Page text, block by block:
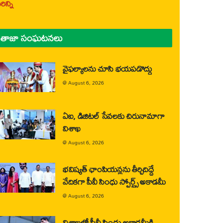
తాజా సంఘటనలు
వైఫల్యాలను చూసి భయపడొద్దు
@August 6, 2026
ఏఐ, డిజిటల్ సేవలకు చిరునామాగా
విశాఖ
@August 6, 2026
భవిష్యత్ ఛాంపియన్లను తీర్చిదిద్దే
వేదికగా పీవీ సింధు స్పోర్ట్స్ అకాడమీ
@August 6, 2026